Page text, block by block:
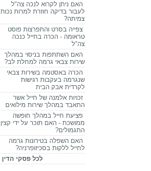
האם ניתן לקרוא לנכה צה"ל
לעבור בדיקה חוזרת למרות נכות
צמיתה?
צפייה בסרט והתפרצות פוסט
טראומה - הכרה בחייל כנכה
צה"ל
האם השתתפות בניסוי במהלך
שירות צבאי גרמה למחלת לב?
הכרה באסטמה בשירות צבאי
שנגרמה בעקבות רגישות
לקרדית אבק הבית
זכויות אלמנה של חייל אשר
התאבד במהלך שירות מילואים
פציעת חייל במהלך חופשה
ממושכת - האם תוכר על ידי קצין
התגמולים?
האם השפלה בטירונות גרמה
לחייל ללקות בסכיזופרניה?
לכל פסקי הדין